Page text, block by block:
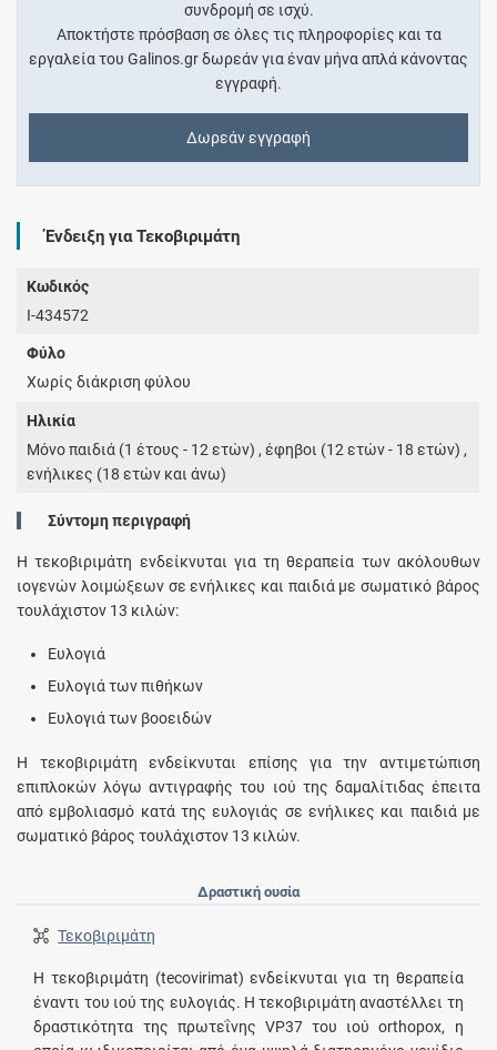
συνδρομή σε ισχύ.
Αποκτήστε πρόσβαση σε όλες τις πληροφορίες και τα
εργαλεία του Galinos.gr δωρεάν για έναν μήνα απλά κάνοντας
εγγραφή.
Δωρεάν εγγραφή
Ένδειξη για Τεκοβιριμάτη
Κωδικός
I-434572
Φύλο
Χωρίς διάκριση φύλου
Ηλικία
Μόνο παιδιά (1 έτους - 12 ετών) , έφηβοι (12 ετών - 18 ετών) ,
ενήλικες (18 ετών και άνω)
Σύντομη περιγραφή
Η τεκοβιριμάτη ενδείκνυται για τη θεραπεία των ακόλουθων
ιογενών λοιμώξεων σε ενήλικες και παιδιά με σωματικό βάρος
τουλάχιστον 13 κιλών:
Ευλογιά
Ευλογιά των πιθήκων
Ευλογιά των βοοειδών
Η τεκοβιριμάτη ενδείκνυται επίσης για την αντιμετώπιση
επιπλοκών λόγω αντιγραφής του ιού της δαμαλίτιδας έπειτα
από εμβολιασμό κατά της ευλογιάς σε ενήλικες και παιδιά με
σωματικό βάρος τουλάχιστον 13 κιλών.
Δραστική ουσία
Τεκοβιριμάτη
Η τεκοβιριμάτη (tecovirimat) ενδείκνυται για τη θεραπεία
έναντι του ιού της ευλογιάς. Η τεκοβιριμάτη αναστέλλει τη
δραστικότητα της πρωτεΐνης VP37 του ιού orthopox, η